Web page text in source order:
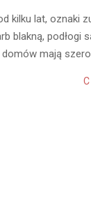
kilku lat, oznaki
blakną, podłogi
domów mają